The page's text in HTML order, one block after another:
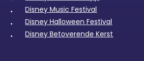
Disney Music Festival
Disney Halloween Festival
Disney Betoverende Kerst